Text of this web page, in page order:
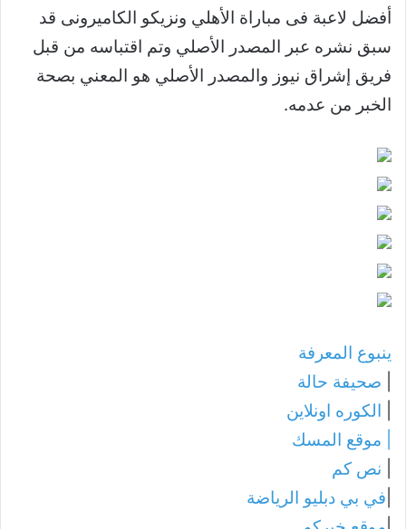
أفضل لاعبة فى مباراة الأهلي ونزيكو الكاميرونى قد
سبق نشره عبر المصدر الأصلي وتم اقتباسه من قبل
فريق إشراق نيوز والمصدر الأصلي هو المعني بصحة
الخبر من عدمه.
ينبوع المعرفة
صحيفة حالة
الكوره اونلاين
موقع المسك
نص كم
في بي دبليو الرياضة